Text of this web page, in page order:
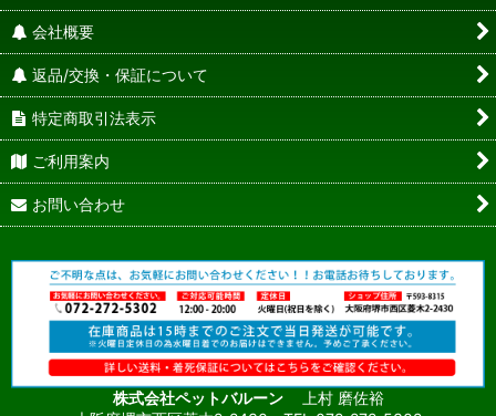
会社概要
返品/交換・保証について
特定商取引法表示
ご利用案内
お問い合わせ
株式会社ペットバルーン
上村 磨佐裕